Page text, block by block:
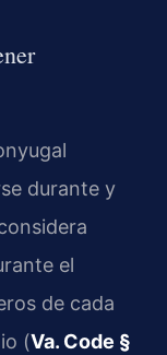
durante y
el
de cada
(Va. Code §